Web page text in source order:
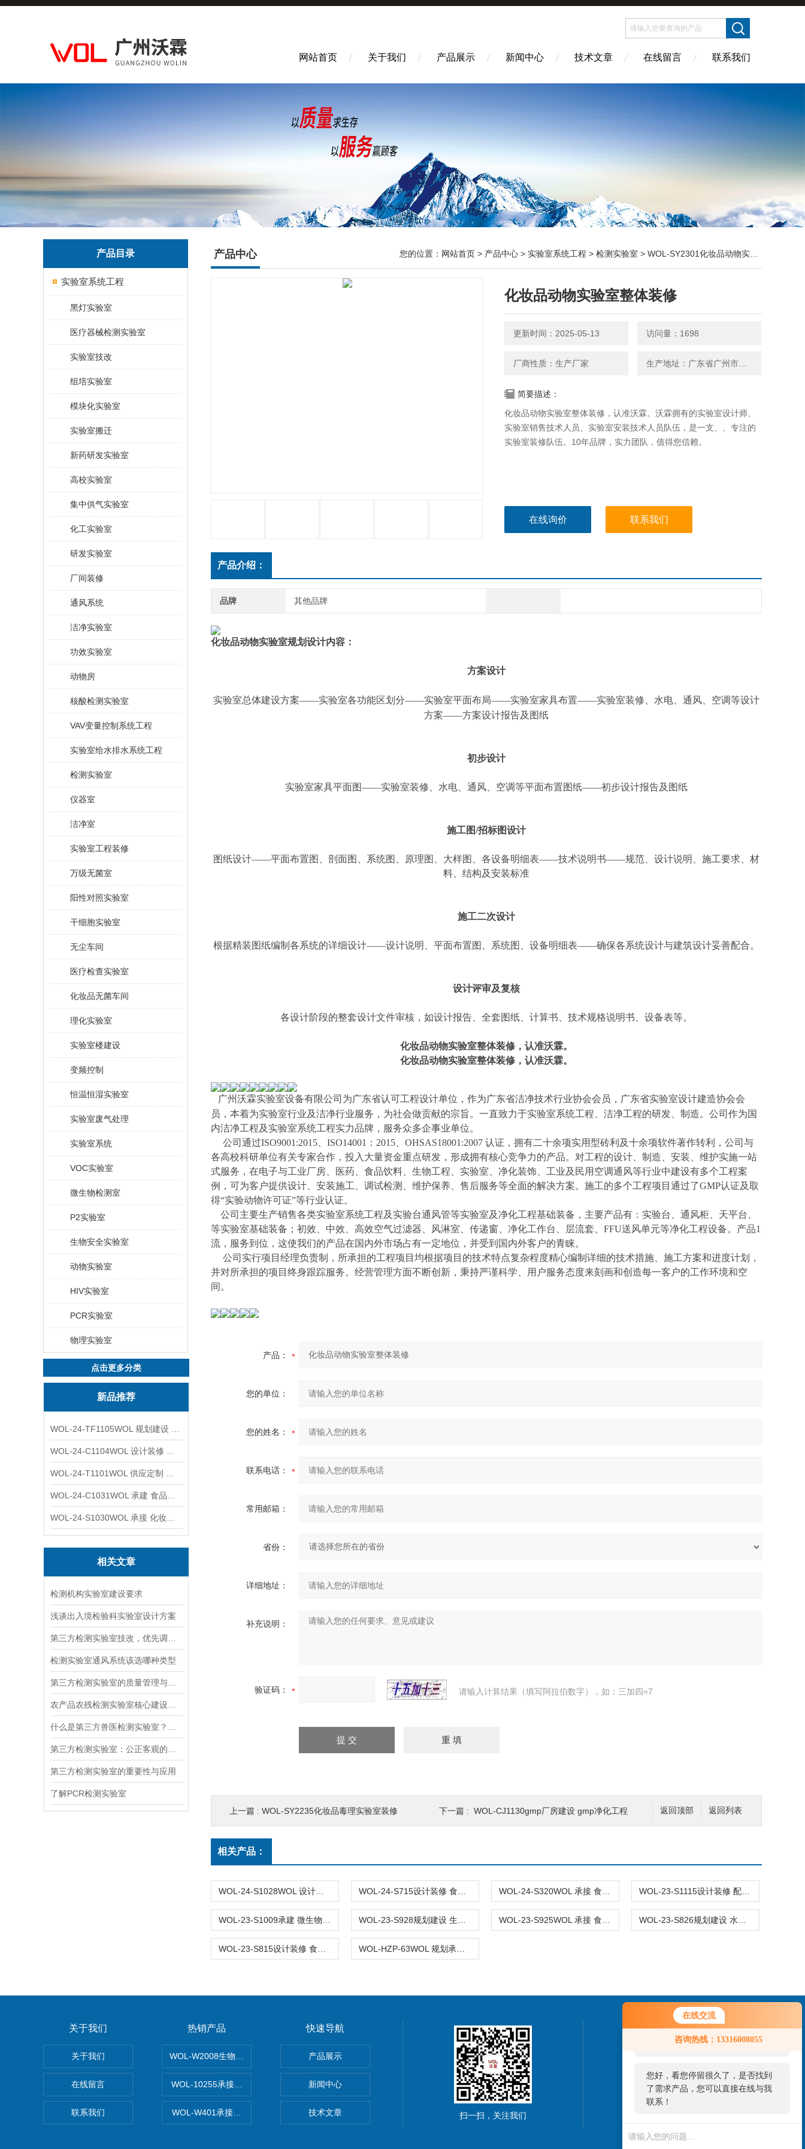
在线交流
咨询热线：13316008055
您好！欢迎前来咨询，很高兴为您
服务，请问您要咨询什么问题呢？
您好，看您停留很久了，是否找到
了需求产品，您可以直接在线与我
联系！
网站首页 关于我们 产品展示 新闻中心 技术文章 在线留言 联系我们
产品目录
实验室系统工程
黑灯实验室
医疗器械检测实验室
实验室技改
组培实验室
模块化实验室
实验室搬迁
新药研发实验室
高校实验室
集中供气实验室
化工实验室
研发实验室
厂间装修
通风系统
洁净实验室
功效实验室
动物房
核酸检测实验室
VAV变量控制系统工程
实验室给水排水系统工程
检测实验室
仪器室
洁净室
实验室工程装修
万级无菌室
阳性对照实验室
干细胞实验室
无尘车间
医疗检查实验室
化妆品无菌车间
理化实验室
实验室楼建设
变频控制
恒温恒湿实验室
实验室废气处理
实验室系统
VOC实验室
微生物检测室
P2实验室
生物安全实验室
动物实验室
HIV实验室
PCR实验室
物理实验室
点击更多分类
新品推荐
相关文章
检测机构实验室建设要求
浅谈出入境检验科实验室设计方案
检测实验室通风系统该选哪种类型
第三方检测实验室的重要性与应用
了解PCR检测实验室
产品中心 您的位置： 网站首页 > 产品中心 > 实验室系统工程 > 检测实验室 > WOL-SY2301化妆品动物实验室整体装修
化妆品动物实验室整体装修
更新时间：2025-05-13 访问量：1698
厂商性质：生产厂家
简要描述：
化妆品动物实验室整体装修，认准沃霖。沃霖拥有的实验室设计师、
实验室销售技术人员、实验室安装技术人员队伍，是一支、、专注的
实验室装修队伍。10年品牌，实力团队，值得您信赖。
在线询价 联系我们
产品介绍：
品牌 其他品牌
化妆品动物实验室规划设计内容：
方案设计
实验室总体建设方案——实验室各功能区划分——实验室平面布局——实验室家具布置——实验室装修、水电、通风、空调等设计
方案——方案设计报告及图纸
初步设计
实验室家具平面图——实验室装修、水电、通风、空调等平面布置图纸——初步设计报告及图纸
施工图/招标图设计
图纸设计——平面布置图、剖面图、系统图、原理图、大样图、各设备明细表——技术说明书——规范、设计说明、施工要求、材
料、结构及安装标准
施工二次设计
根据精装图纸编制各系统的详细设计——设计说明、平面布置图、系统图、设备明细表——确保各系统设计与建筑设计妥善配合。
设计评审及复核
各设计阶段的整套设计文件审核，如设计报告、全套图纸、计算书、技术规格说明书、设备表等。
化妆品动物实验室整体装修 ，认准沃霖。
化妆品动物实验室整体装修 ，认准沃霖。
广州沃霖实验室设备有限公司为广东省认可工程设计单位，作为广东省洁净技术行业协会会员，广东省实验室设计建造协会会
员，本着为实验室行业及洁净行业服务，为社会做贡献的宗旨。一直致力于实验室系统工程、洁净工程的研发、制造。公司作为国
内洁净工程及实验室系统工程实力品牌，服务众多企事业单位。
公司通过ISO9001:2015、ISO14001：2015、OHSAS18001:2007 认证，拥有二十余项实用型砖利及十余项软件著作转利，公司与
各高校科研单位有关专家合作，投入大量资金重点研发，形成拥有核心竞争力的产品。对工程的设计、制造、安装、维护实施一站
式服务，在电子与工业厂房、医药、食品饮料、生物工程、实验室、净化装饰、工业及民用空调通风等行业中建设有多个工程案
例，可为客户提供设计、安装施工、调试检测、维护保养、售后服务等全面的解决方案。施工的多个工程项目通过了GMP认证及取
得“实验动物许可证”等行业认证。
公司主要生产销售各类实验室系统工程及实验台通风管等实验室及净化工程基础装备，主要产品有：实验台、通风柜、天平台、
等实验室基础装备；初效、中效、高效空气过滤器、风淋室、传递窗、净化工作台、层流套、FFU送风单元等净化工程设备。产品1
流，服务到位，这使我们的产品在国内外市场占有一定地位，并受到国内外客户的青睐。
公司实行项目经理负责制，所承担的工程项目均根据项目的技术特点复杂程度精心编制详细的技术措施、施工方案和进度计划，
并对所承担的项目终身跟踪服务。经营管理方面不断创新，秉持严谨科学、用户服务态度来刻画和创造每一客户的工作环境和空
间。
产品：
您的单位：
您的姓名：
联系电话：
常用邮箱：
省份：
详细地址：
补充说明：
验证码： 请输入计算结果（填写阿拉伯数字），如：三加四=7
返回列表
返回顶部
上一篇 : WOL-SY2235化妆品毒理实验室装修 下一篇 : WOL-CJ1130gmp厂房建设 gmp净化工程
相关产品：
关于我们
关于我们
在线留言
联系我们
热销产品
WOL-W2008生物制药GMP车间净化工程装修标准有哪些 无菌室|净化工程
WOL-10255承接清远电子LED无尘车间 洁净车间规划建设
WOL-W401承接食品QS认证无尘车间 日用品无菌室 洁净厂房 净化工程设计装修
快速导航
产品展示
新闻中心
技术文章 扫一扫，关注我们
联系我们
020-84859909